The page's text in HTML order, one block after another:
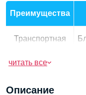
Описание
Преимущества
Транспортная
читать все